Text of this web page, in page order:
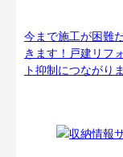
今まで施工が困難
きます！戸建リフ
ト抑制につながり